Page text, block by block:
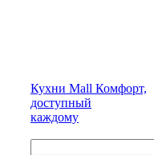
Кухни Mall Комфорт,
доступный
каждому